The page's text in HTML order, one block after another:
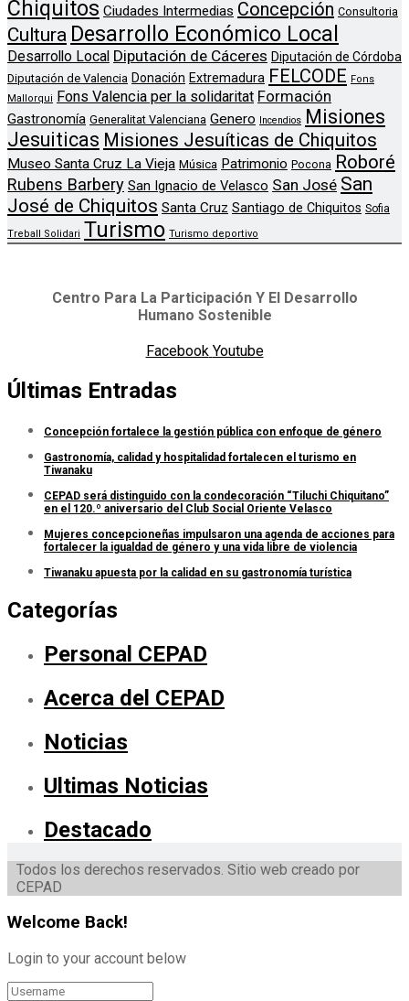
Chiquitos Ciudades Intermedias Concepción Consultoria
Cultura Desarrollo Económico Local
Desarrollo Local Diputación de Cáceres Diputación de Córdoba
Diputación de Valencia Donación Extremadura FELCODE Fons
Mallorqui
Fons Valencia per la solidaritat Formación
Gastronomía Generalitat Valenciana Genero Incendios
Misiones
Jesuiticas Misiones Jesuíticas de Chiquitos
Museo Santa Cruz La Vieja Música Patrimonio Pocona Roboré
Rubens Barbery San Ignacio de Velasco San José San
José de Chiquitos Santa Cruz Santiago de Chiquitos Sofia
Treball Solidari Turismo Turismo deportivo
Centro Para La Participación Y El Desarrollo
Humano Sostenible
Facebook Youtube
Últimas Entradas
Concepción fortalece la gestión pública con enfoque de género
Gastronomía, calidad y hospitalidad fortalecen el turismo en
Tiwanaku
CEPAD será distinguido con la condecoración “Tiluchi Chiquitano”
en el 120.º aniversario del Club Social Oriente Velasco
Mujeres concepcioneñas impulsaron una agenda de acciones para
fortalecer la igualdad de género y una vida libre de violencia
Tiwanaku apuesta por la calidad en su gastronomía turística
Categorías
Personal CEPAD
Acerca del CEPAD
Noticias
Ultimas Noticias
Destacado
Todos los derechos reservados. Sitio web creado por
CEPAD
Welcome Back!
Login to your account below